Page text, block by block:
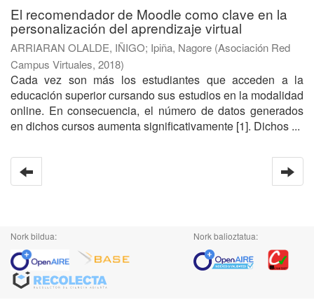
El recomendador de Moodle como clave en la
personalización del aprendizaje virtual
ARRIARAN OLALDE, IÑIGO; Ipiña, Nagore (Asociación Red
Campus Virtuales, 2018)
Cada vez son más los estudiantes que acceden a la
educación superior cursando sus estudios en la modalidad
online. En consecuencia, el número de datos generados
en dichos cursos aumenta significativamente [1]. Dichos ...
Nork bildua: Nork balioztatua: